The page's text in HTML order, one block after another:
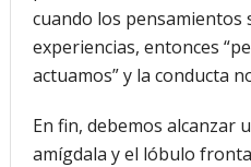
cuando los pensamientos
experiencias, entonces
actuamos” y la conducta
En fin, debemos alcanzar
amígdala y el lóbulo